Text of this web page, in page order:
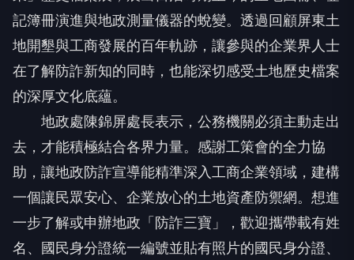
記簿冊演進與地政測量儀器的蛻變。透過回顧屏東土
地開墾與工商發展的百年軌跡，讓參與的企業界人士
在了解防詐新知的同時，也能深切感受土地歷史檔案
的深厚文化底蘊。
地政處陳錦屏處長表示，公務機關必須主動走出
去，才能積極結合各界力量。感謝工策會的全力協
助，讓地政防詐宣導能精準深入工商企業領域，建構
一個讓民眾安心、企業放心的土地資產防禦網。想進
一步了解或申辦地政「防詐三寶」，歡迎攜帶載有姓
名、國民身分證統一編號並貼有照片的國民身分證、